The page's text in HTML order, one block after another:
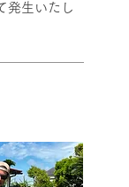
発生いたし